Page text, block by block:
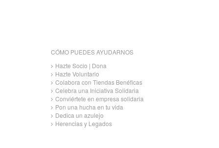
CÓMO PUEDES AYUDARNOS
Hazte Socio | Dona
Hazte Voluntario
Colabora con Tiendas Benéficas
Celebra una Iniciativa Solidaria
Conviértete en empresa solidaria
Pon una hucha en tu vida
Dedica un azulejo
Herencias y Legados